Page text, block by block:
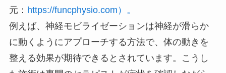
元： https://funcphysio.com）。
例えば、神経モビライゼーションは神経が滑らか
に動くようにアプローチする方法で、体の動きを
整える効果が期待できるとされています。こうし